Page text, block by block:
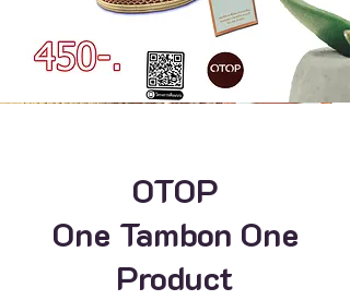
OTOP
One Tambon One
Product